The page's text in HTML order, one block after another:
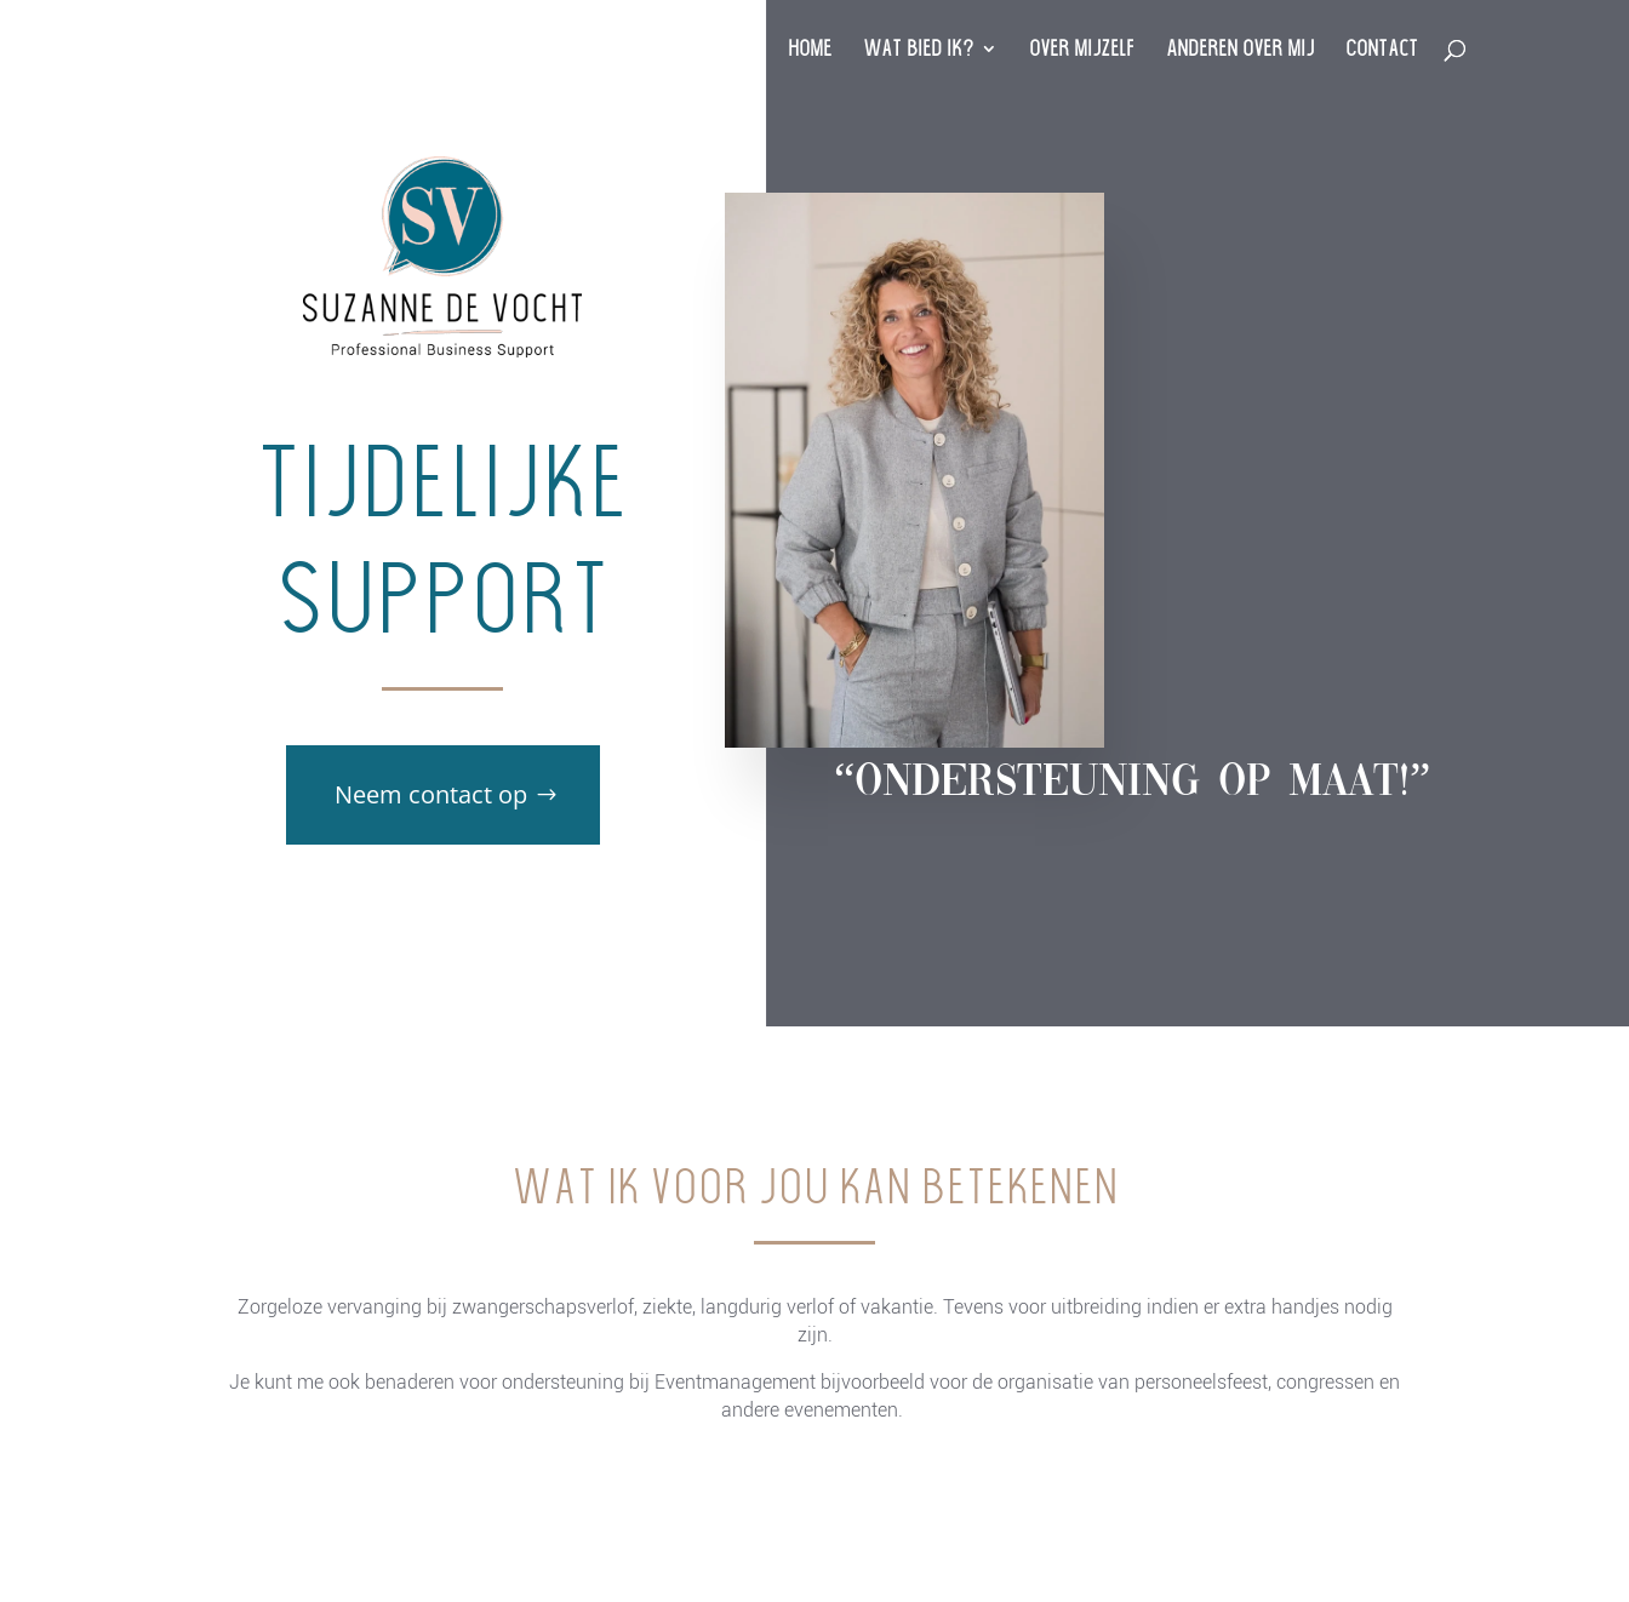
Home Wat bied ik? Over mijzelf Anderen over mij Contact
Tijdelijke
support
Neem contact op “Ondersteuning op maat!”
Wat ik voor jou kan betekenen
Zorgeloze vervanging bij zwangerschapsverlof, ziekte, langdurig verlof of vakantie. Tevens voor uitbreiding indien er extra handjes nodig
zijn.
Je kunt me ook benaderen voor ondersteuning bij Eventmanagement bijvoorbeeld voor de organisatie van personeelsfeest, congressen en
andere evenementen.